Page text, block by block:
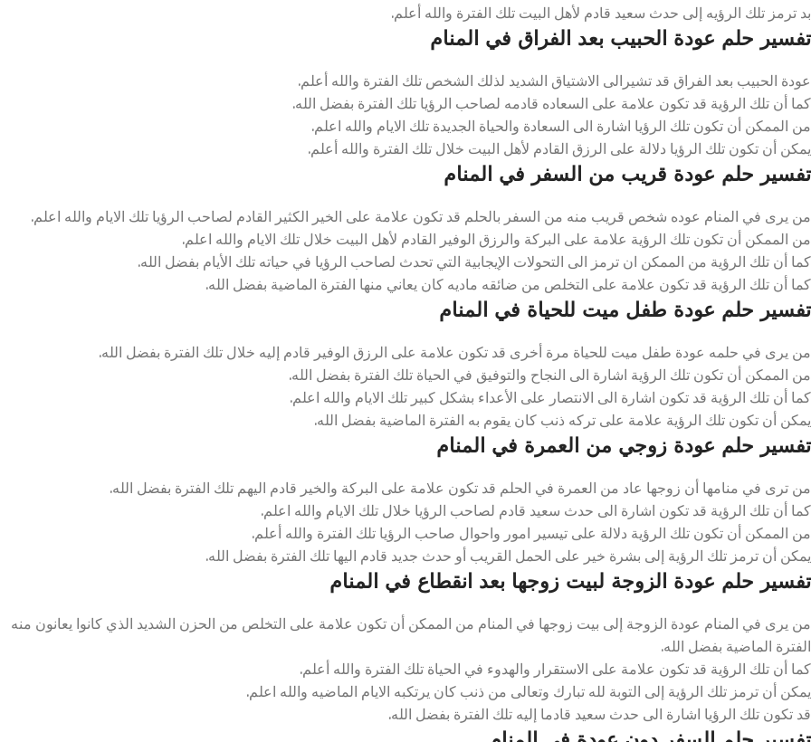
بد ترمز تلك الرؤيه إلى حدث سعيد قادم لأهل البيت تلك الفترة والله أعلم.
تفسير حلم عودة الحبيب بعد الفراق في المنام
عودة الحبيب بعد الفراق قد تشيرالى الاشتياق الشديد لذلك الشخص تلك الفترة والله أعلم.
كما أن تلك الرؤية قد تكون علامة على السعاده قادمه لصاحب الرؤيا تلك الفترة بفضل الله.
من الممكن أن تكون تلك الرؤيا اشارة الى السعادة والحياة الجديدة تلك الايام والله اعلم.
يمكن أن تكون تلك الرؤيا دلالة على الرزق القادم لأهل البيت خلال تلك الفترة والله أعلم.
تفسير حلم عودة قريب من السفر في المنام
من يرى في المنام عوده شخص قريب منه من السفر بالحلم قد تكون علامة على الخير الكثير القادم لصاحب الرؤيا تلك الايام والله اعلم.
من الممكن أن تكون تلك الرؤية علامة على البركة والرزق الوفير القادم لأهل البيت خلال تلك الايام والله اعلم.
كما أن تلك الرؤية من الممكن ان ترمز الى التحولات الإيجابية التي تحدث لصاحب الرؤيا في حياته تلك الأيام بفضل الله.
كما أن تلك الرؤية قد تكون علامة على التخلص من ضائقه ماديه كان يعاني منها الفترة الماضية بفضل الله.
تفسير حلم عودة طفل ميت للحياة في المنام
من يرى في حلمه عودة طفل ميت للحياة مرة أخرى قد تكون علامة على الرزق الوفير قادم إليه خلال تلك الفترة بفضل الله.
من الممكن أن تكون تلك الرؤية اشارة الى النجاح والتوفيق في الحياة تلك الفترة بفضل الله.
كما أن تلك الرؤية قد تكون اشارة الى الانتصار على الأعداء بشكل كبير تلك الايام والله اعلم.
يمكن أن تكون تلك الرؤية علامة على تركه ذنب كان يقوم به الفترة الماضية بفضل الله.
تفسير حلم عودة زوجي من العمرة في المنام
من ترى في منامها أن زوجها عاد من العمرة في الحلم قد تكون علامة على البركة والخير قادم اليهم تلك الفترة بفضل الله.
كما أن تلك الرؤية قد تكون اشارة الى حدث سعيد قادم لصاحب الرؤيا خلال تلك الايام والله اعلم.
من الممكن أن تكون تلك الرؤية دلالة على تيسير امور واحوال صاحب الرؤيا تلك الفترة والله أعلم.
يمكن أن ترمز تلك الرؤية إلى بشرة خير على الحمل القريب أو حدث جديد قادم اليها تلك الفترة بفضل الله.
تفسير حلم عودة الزوجة لبيت زوجها بعد انقطاع في المنام
من يرى في المنام عودة الزوجة إلى بيت زوجها في المنام من الممكن أن تكون علامة على التخلص من الحزن الشديد الذي كانوا يعانون منه
الفترة الماضية بفضل الله.
كما أن تلك الرؤية قد تكون علامة على الاستقرار والهدوء في الحياة تلك الفترة والله أعلم.
يمكن أن ترمز تلك الرؤية إلى التوبة لله تبارك وتعالى من ذنب كان يرتكبه الايام الماضيه والله اعلم.
قد تكون تلك الرؤيا اشارة الى حدث سعيد قادما إليه تلك الفترة بفضل الله.